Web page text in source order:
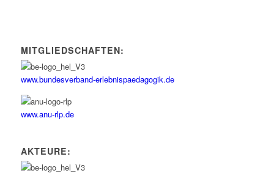
MITGLIEDSCHAFTEN:
www.bundesverband-erlebnispaedagogik.de
www.anu-rlp.de
AKTEURE: